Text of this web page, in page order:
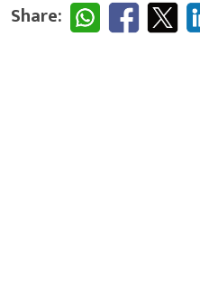
Share: